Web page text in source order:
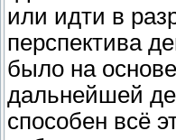
или идти в
перспектива
было на
дальнейшей
способен всё